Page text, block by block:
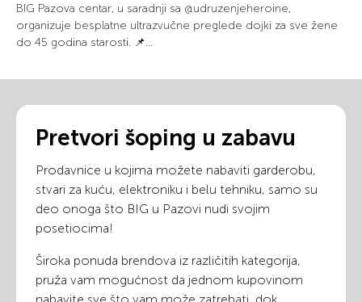
BIG Pazova centar, u saradnji sa @udruzenjeheroine,
organizuje besplatne ultrazvučne preglede dojki za sve žene
do 45 godina starosti. 📌...
Pretvori šoping u zabavu
Prodavnice u kojima možete nabaviti garderobu,
stvari za kuću, elektroniku i belu tehniku, samo su
deo onoga što BIG u Pazovi nudi svojim
posetiocima!
Široka ponuda brendova iz različitih kategorija,
pruža vam mogućnost da jednom kupovinom